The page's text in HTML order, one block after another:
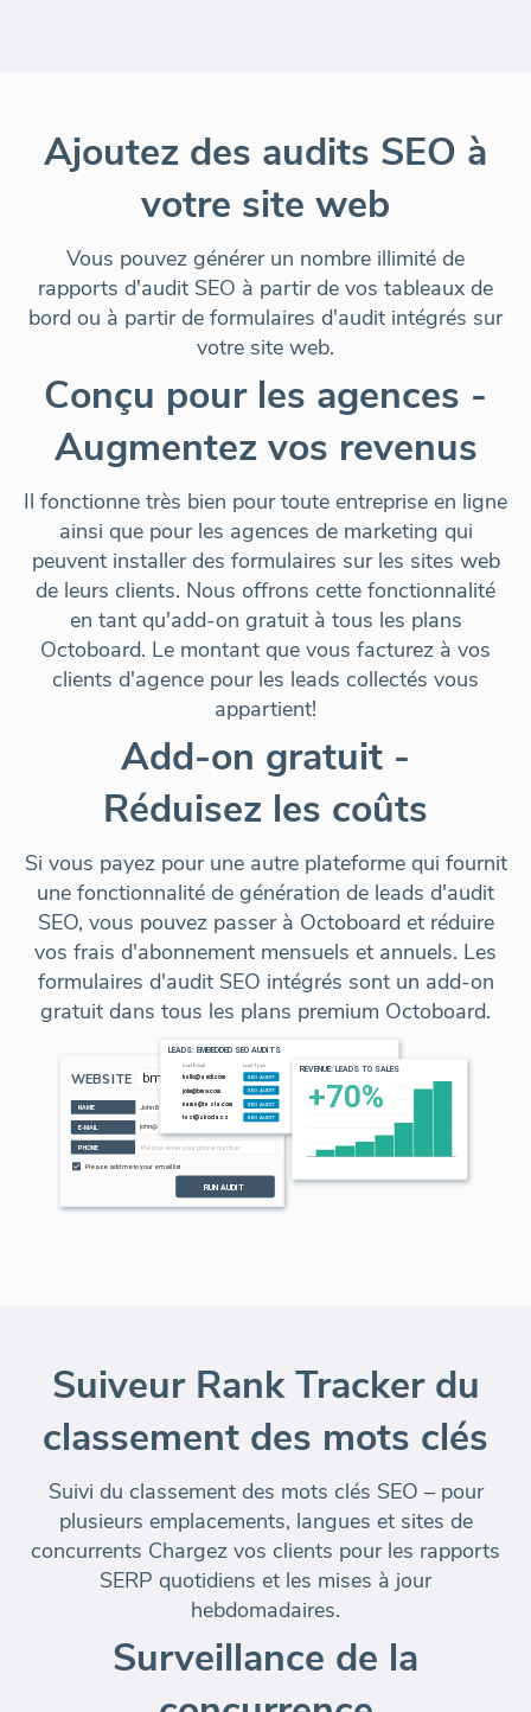
Ajoutez des audits SEO à
votre site web
Vous pouvez générer un nombre illimité de
rapports d'audit SEO à partir de vos tableaux de
bord ou à partir de formulaires d'audit intégrés sur
votre site web.
Conçu pour les agences -
Augmentez vos revenus
Il fonctionne très bien pour toute entreprise en ligne
ainsi que pour les agences de marketing qui
peuvent installer des formulaires sur les sites web
de leurs clients. Nous offrons cette fonctionnalité
en tant qu'add-on gratuit à tous les plans
Octoboard. Le montant que vous facturez à vos
clients d'agence pour les leads collectés vous
appartient!
Add-on gratuit -
Réduisez les coûts
Si vous payez pour une autre plateforme qui fournit
une fonctionnalité de génération de leads d'audit
SEO, vous pouvez passer à Octoboard et réduire
vos frais d'abonnement mensuels et annuels. Les
formulaires d'audit SEO intégrés sont un add-on
gratuit dans tous les plans premium Octoboard.
Suiveur Rank Tracker du
classement des mots clés
Suivi du classement des mots clés SEO – pour
plusieurs emplacements, langues et sites de
concurrents Chargez vos clients pour les rapports
SERP quotidiens et les mises à jour
hebdomadaires.
Surveillance de la